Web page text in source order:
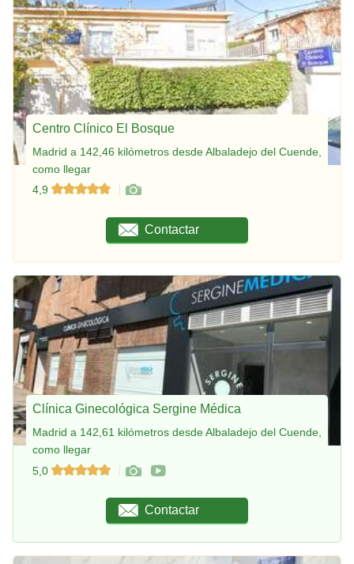
Centro Clínico El Bosque
Madrid a 142,46 kilómetros desde Albaladejo del Cuende,
como llegar
4,9
Contactar
Clínica Ginecológica Sergine Médica
Madrid a 142,61 kilómetros desde Albaladejo del Cuende,
como llegar
5,0
Contactar